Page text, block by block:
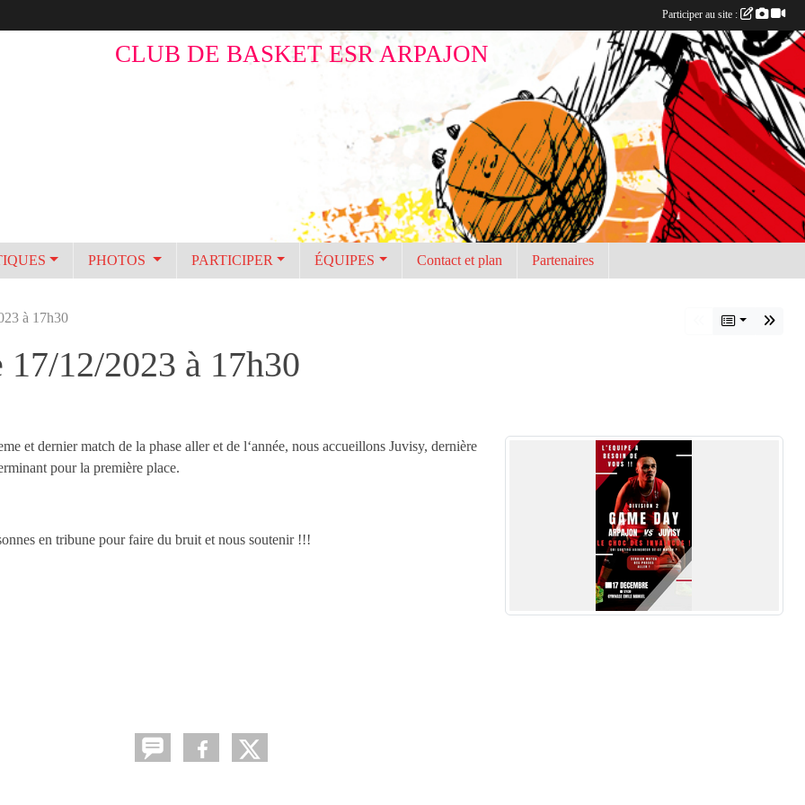
CLUB DE BASKET ESR ARPAJON
PHOTOS PARTICIPER ÉQUIPES Contact et plan Partenaires
à 17h30
12/2023 à 17h30
et dernier match de la phase aller et de l‘année, nous accueillons Juvisy, dernière
pour la première place.
en tribune pour faire du bruit et nous soutenir !!!
Participer au site :